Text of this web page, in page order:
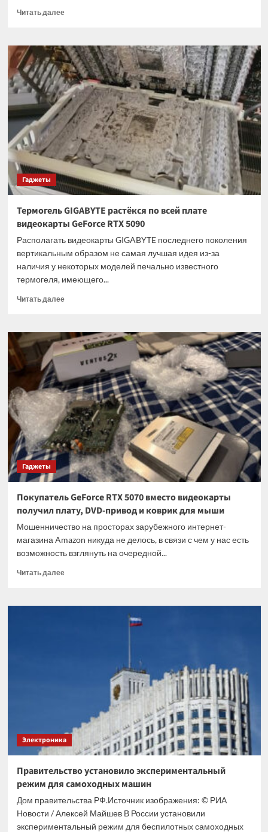
Читать далееПрочитать
Корпус
Dbrand
Companion
Cube
превращает
Steam
Machine
в
Куб-
компаньон
из
Portal
Гаджеты
Термогель GIGABYTE растёкся по всей плате
видеокарты GeForce RTX 5090
Располагать видеокарты GIGABYTE последнего поколения
вертикальным образом не самая лучшая идея из-за
наличия у некоторых моделей печально известного
термогеля, имеющего...
Читать далееПрочитать
Термогель
GIGABYTE
растёкся
всей
плате
видеокарты
GeForce
RTX
5090
Гаджеты
Покупатель GeForce RTX 5070 вместо видеокарты
получил плату, DVD-привод и коврик для мыши
Мошенничество на просторах зарубежного интернет-
магазина Amazon никуда не делось, в связи с чем у нас есть
возможность взглянуть на очередной...
Читать далееПрочитать
Покупатель
коврик
для
мыши
Электроника
Правительство установило экспериментальный
режим для самоходных машин
Дом правительства РФ.Источник изображения: © РИА
Новости / Алексей Майшев В России установили
экспериментальный режим для беспилотных самоходных